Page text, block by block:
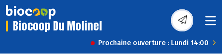
Biocoop Du Molinel
Prochaine ouverture : Lundi 14:00